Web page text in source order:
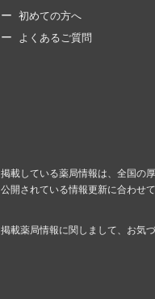
初めての方へ
よくあるご質問
掲載している薬局情報は、全国の
公開されている情報更新に合わせ
掲載薬局情報に関しまして、お気